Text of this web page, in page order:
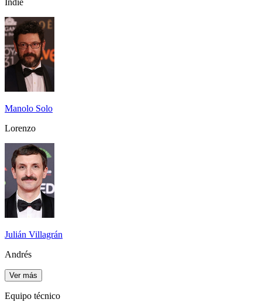
Manolo Solo
Lorenzo
Julián Villagrán
Andrés
Ver más
Equipo técnico